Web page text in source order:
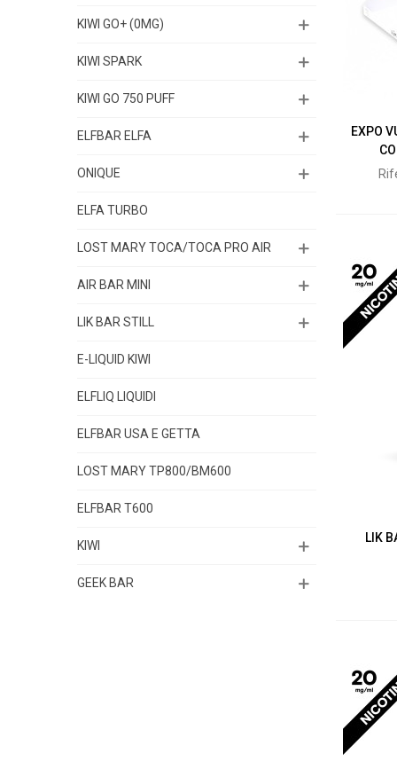
KIWI GO+ (0MG)
KIWI SPARK
KIWI GO 750 PUFF
ELFBAR ELFA
ONIQUE
ELFA TURBO
LOST MARY TOCA/TOCA PRO AIR
AIR BAR MINI
LIK BAR STILL
E-LIQUID KIWI
ELFLIQ LIQUIDI
ELFBAR USA E GETTA
LOST MARY TP800/BM600
ELFBAR T600
KIWI
GEEK BAR
EXPO
LIK